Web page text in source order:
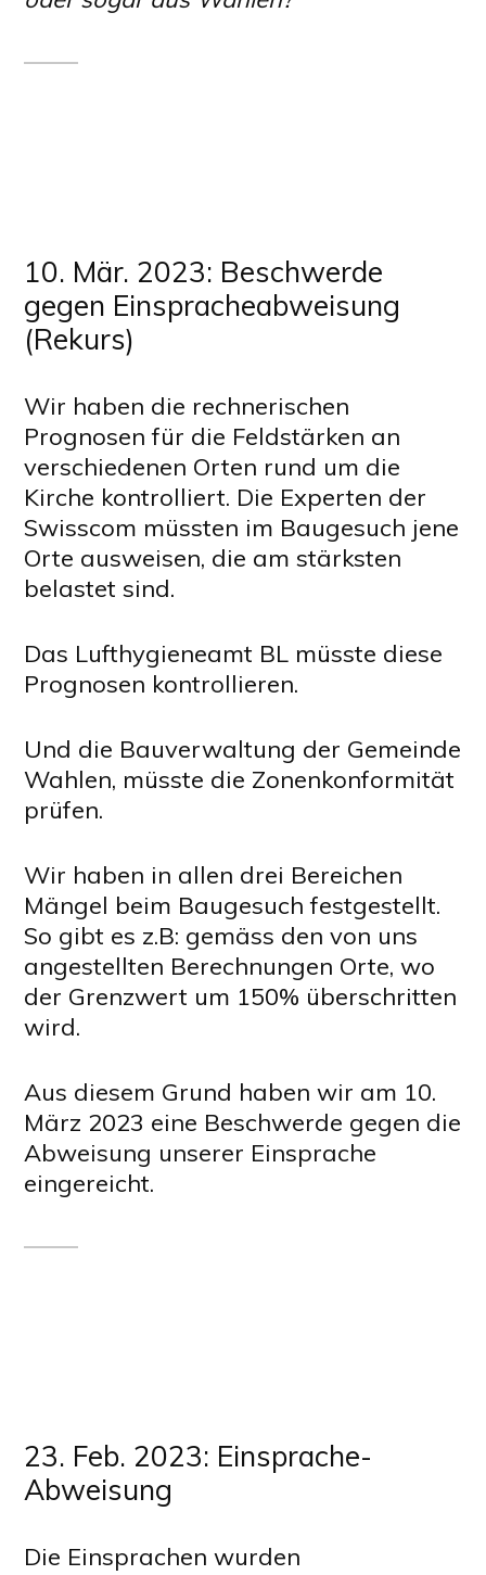
10. Mär. 2023: Beschwerde
gegen Einspracheabweisung
(Rekurs)
Wir haben die rechnerischen
Prognosen für die Feldstärken an
verschiedenen Orten rund um die
Kirche kontrolliert. Die Experten der
Swisscom müssten im Baugesuch jene
Orte ausweisen, die am stärksten
belastet sind.
Das Lufthygieneamt BL müsste diese
Prognosen kontrollieren.
Und die Bauverwaltung der Gemeinde
Wahlen, müsste die Zonenkonformität
prüfen.
Wir haben in allen drei Bereichen
Mängel beim Baugesuch festgestellt.
So gibt es z.B: gemäss den von uns
angestellten Berechnungen Orte, wo
der Grenzwert um 150% überschritten
wird.
Aus diesem Grund haben wir am 10.
März 2023 eine Beschwerde gegen die
Abweisung unserer Einsprache
eingereicht.
23. Feb. 2023: Einsprache-
Abweisung
Die Einsprachen wurden